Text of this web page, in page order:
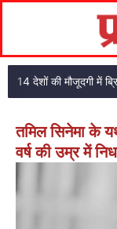
तमिल सिनेमा के
वर्ष की उम्र में